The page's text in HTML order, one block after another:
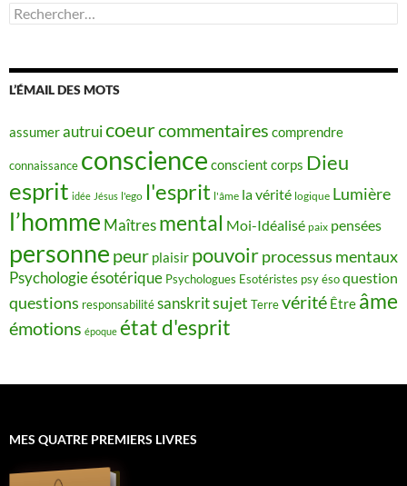
Rechercher :
L’ÉMAIL DES MOTS
assumerautruicoeurcommentaires comprendre
connaissance conscience conscient corps Dieu
esprit idée Jésus l'ego l'esprit l'âme la vérité logique Lumière
l’homme Maîtres mental Moi-Idéalisé paix pensées
personne peur plaisir pouvoirprocessus mentaux
Psychologie ésotérique Psychologues Esotéristes psy ésoquestion
questions responsabilitésanskritsujet Terrevérité Être âme
émotions époque état d'esprit
MES QUATRE PREMIERS LIVRES